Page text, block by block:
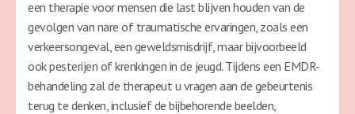
een therapie voor mensen die last blijven houden van de
gevolgen van nare of traumatische ervaringen, zoals een
verkeersongeval, een geweldsmisdrijf, maar bijvoorbeeld
ook pesterijen of krenkingen in de jeugd. Tijdens een EMDR-
behandeling zal de therapeut u vragen aan de gebeurtenis
terug te denken, inclusief de bijbehorende beelden,